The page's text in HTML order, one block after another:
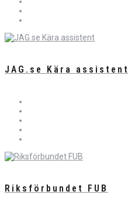
JAG.se Kära assistent
Riksförbundet FUB